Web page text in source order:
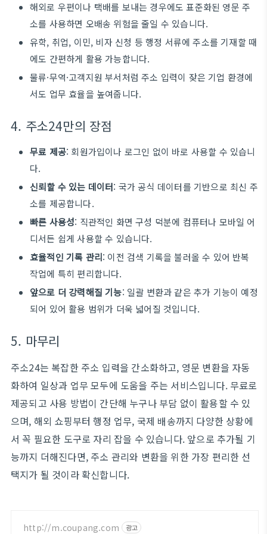
해외로 우편이나 택배를 보내는 경우에도 표준화된 영문 주
소를 사용하면 오배송 위험을 줄일 수 있습니다.
유학, 취업, 이민, 비자 신청 등 행정 서류에 주소를 기재할 때
에도 간편하게 활용 가능합니다.
물류·무역·고객지원 부서처럼 주소 입력이 잦은 기업 환경에
서도 업무 효율을 높여줍니다.
4. 주소24만의 장점
무료 제공: 회원가입이나 로그인 없이 바로 사용할 수 있습니
다.
신뢰할 수 있는 데이터: 국가 공식 데이터를 기반으로 최신 주
소를 제공합니다.
빠른 사용성: 직관적인 화면 구성 덕분에 컴퓨터나 모바일 어
디서든 쉽게 사용할 수 있습니다.
효율적인 기록 관리: 이전 검색 기록을 불러올 수 있어 반복
작업에 특히 편리합니다.
앞으로 더 강력해질 기능: 일괄 변환과 같은 추가 기능이 예정
되어 있어 활용 범위가 더욱 넓어질 것입니다.
5. 마무리
주소24는 복잡한 주소 입력을 간소화하고, 영문 변환을 자동
화하여 일상과 업무 모두에 도움을 주는 서비스입니다. 무료로
제공되고 사용 방법이 간단해 누구나 부담 없이 활용할 수 있
으며, 해외 쇼핑부터 행정 업무, 국제 배송까지 다양한 상황에
서 꼭 필요한 도구로 자리 잡을 수 있습니다. 앞으로 추가될 기
능까지 더해진다면, 주소 관리와 변환을 위한 가장 편리한 선
택지가 될 것이라 확신합니다.
http://m.coupang.com 광고